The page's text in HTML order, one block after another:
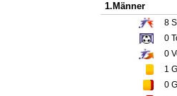
1.Männer
8
0
0
1
0